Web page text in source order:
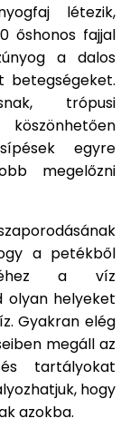
létezik,
őshonos fajjal
a dalos
betegségeket.
trópusi
egyre
megelőzni
a petékből
a víz
olyan helyeket
Gyakran elég
megáll az
tartályokat
hogy
azokba.